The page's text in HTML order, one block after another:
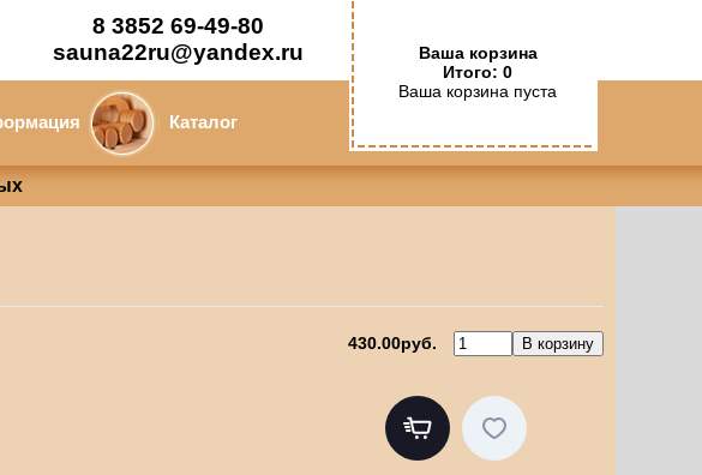
8 3852 69-49-80
sauna22ru@yandex.ru
Каталог
Ваша корзина
Итого: 0
Ваша корзина пуста
430.00руб.